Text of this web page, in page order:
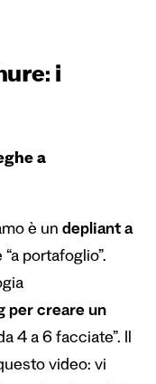
i
a
è un depliant a
portafoglio”.
per creare un
4 a 6 facciate”. Il
video: vi